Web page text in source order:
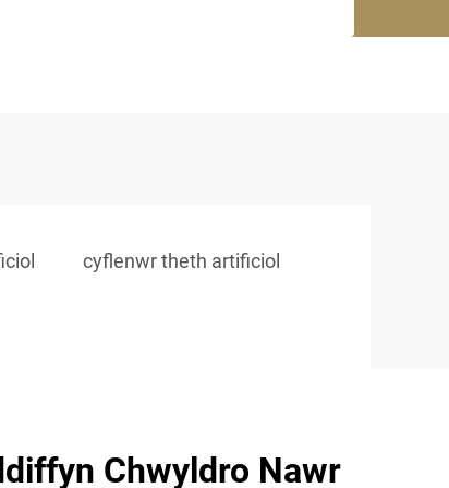
cyflenwr theth artificiol
Chwyldro Nawr